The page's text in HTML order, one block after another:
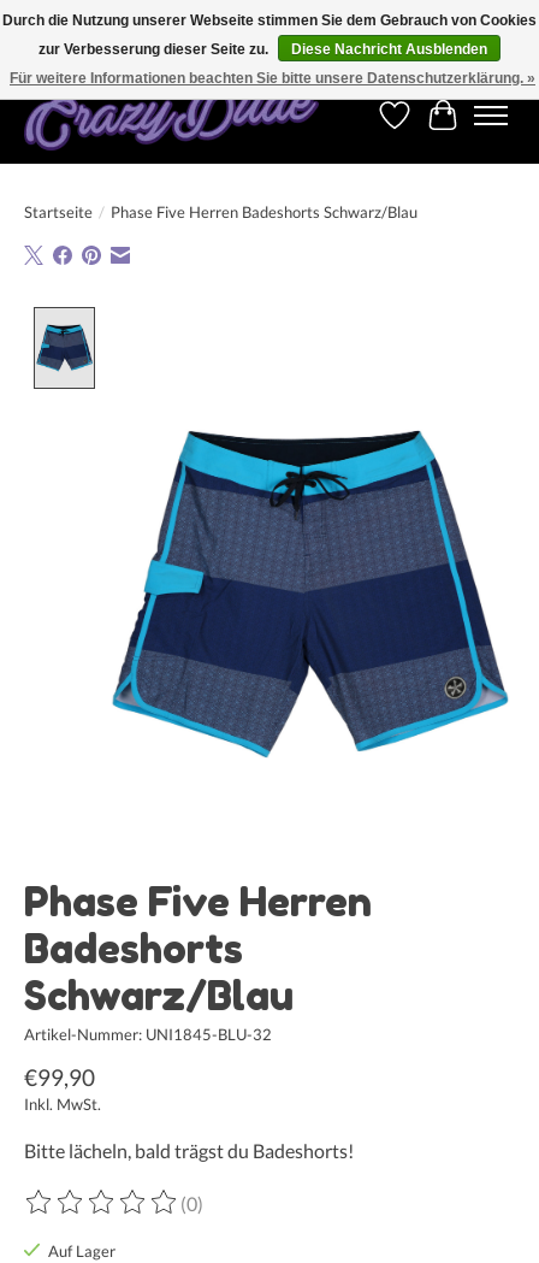
Kostenfreier Versand für Bestellungen ab 250 €. Weltweite Lieferung!
Wunschzettel
Ihr
Startseite / Phase Five Herren Badeshorts Schwarz/Blau
Phase Five Herren
Badeshorts
Schwarz/Blau
Artikel-Nummer: UNI1845-BLU-32
€99,90
Inkl. MwSt.
Bitte lächeln, bald trägst du Badeshorts!
Die Bewertung dieses Produkts ist
(0)
Auf Lager
Durch die Nutzung unserer Webseite stimmen Sie dem Gebrauch von Cookies
zur Verbesserung dieser Seite zu.
Diese Nachricht Ausblenden
Für weitere Informationen beachten Sie bitte unsere Datenschutzerklärung. »